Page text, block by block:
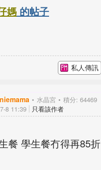
媽 的帖子
私人傳訊
水晶宮 積分: 64469
8 11:39 只看該作者
餐 學生餐冇得再85折